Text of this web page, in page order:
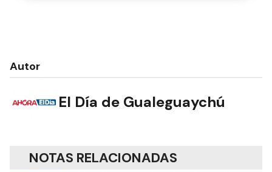
Autor
El Día de Gualeguaychú
NOTAS RELACIONADAS